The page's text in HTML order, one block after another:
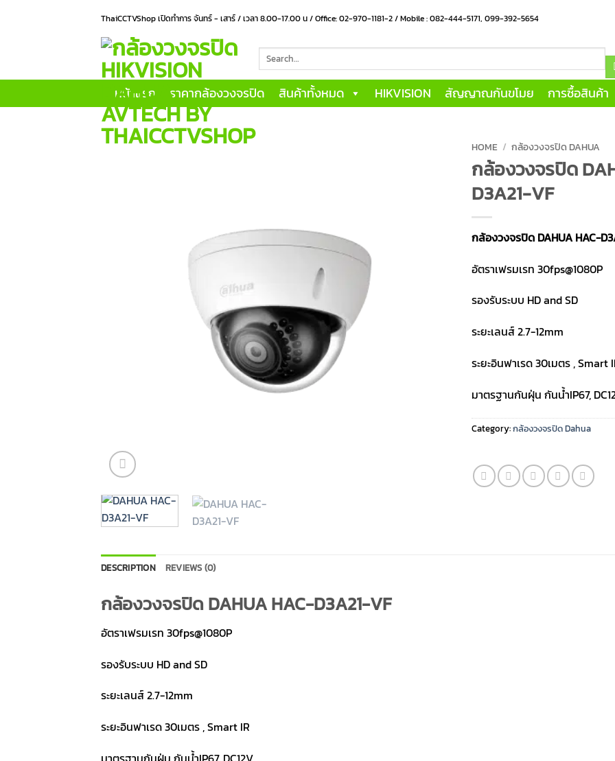
ThaiCCTVShop เปิดทำการ จันทร์ - เสาร์ / เวลา 8.00-17.00 น / Office: 02-970-1181-2 / Mobile : 082-444-5171, 099-392-5654
for:
หน้าแรก ราคากล้องวงจรปิด สินค้าทั้งหมด HIKVISION สัญญาณกันขโมย การซื้อสินค้า
HOME / กล้องวงจรปิด DAHUA
กล้องวงจรปิด
D3A21-VF
กล้องวงจรปิด DAHUA HAC-
อัตราเฟรมเรท 30fps@1080P
รองรับระบบ HD and SD
ระยะเลนส์ 2.7-12mm
ระยะอินฟาเรด 30เมตร , Smart
มาตรฐานกันฝุ่น กันน้ำIP67,
Category:กล้องวงจรปิด Dahua
DESCRIPTION REVIEWS (0)
กล้องวงจรปิด DAHUA HAC-D3A21-VF
อัตราเฟรมเรท 30fps@1080P
รองรับระบบ HD and SD
ระยะเลนส์ 2.7-12mm
ระยะอินฟาเรด 30เมตร , Smart IR